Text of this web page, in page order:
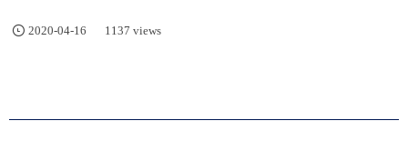
2020-04-16 1137 views